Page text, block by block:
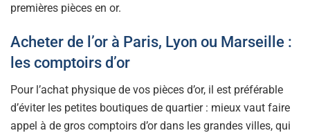
premières pièces en or.
Acheter de l’or à Paris, Lyon ou Marseille :
les comptoirs d’or
Pour l’achat physique de vos pièces d’or, il est préférable
d’éviter les petites boutiques de quartier : mieux vaut faire
appel à de gros comptoirs d’or dans les grandes villes, qui